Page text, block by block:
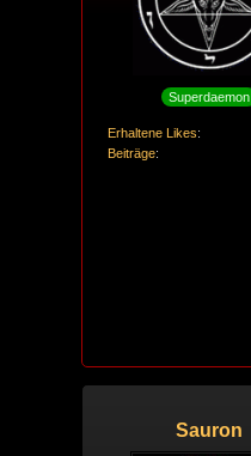
Superdaemon
Erhaltene Likes
Beiträge
Sauron